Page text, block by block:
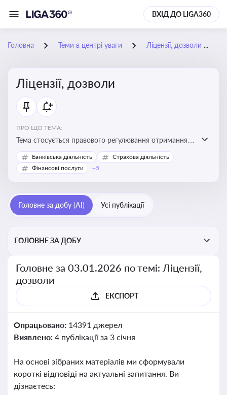
ВХІД ДО LIGA360
Головна Теми в центрі уваги Ліцензії, дозволи
Ліцензії, дозволи
ПРО ЩО ТЕМА:
Тема стосується правового регулювання отримання,
переоформлення, анулювання ліцензій і дозволів,
необхідних для провадження господарської
Банківська діяльність
Страхова діяльність
Фінансові послуги
+5
Головне за добу (AI) Усі публікації
ГОЛОВНЕ ЗА ДОБУ
Головне за 03.01.2026 по темі: Ліцензії,
дозволи
ЕКСПОРТ
Опрацьовано: 14391 джерел
Виявлено: 4 публікації за 3 січня
На основі зібраних матеріалів ми сформували
короткі відповіді на актуальні запитання. Ви
дізнаєтесь: